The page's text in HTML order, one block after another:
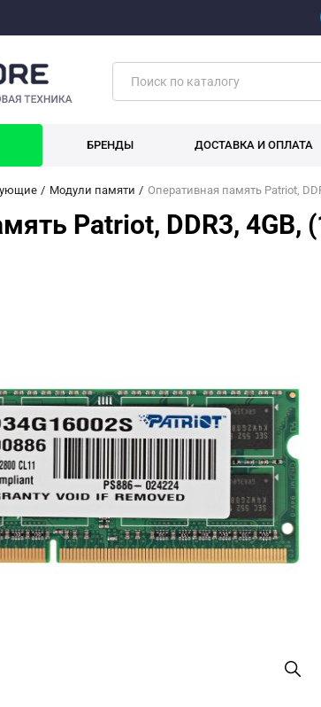
БРЕНДЫ ДОСТАВКА И ОПЛАТА
Модули памяти Оперативная память Patriot,
Patriot, DDR3, 4GB,